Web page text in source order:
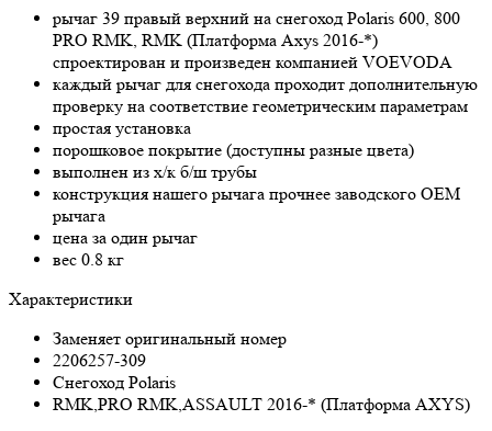
рычаг 39 правый верхний на снегоход Polaris 600, 800
PRO RMK, RMK (Платформа Axys 2016-*)
спроектирован и произведен компанией VOEVODA
каждый рычаг для снегохода проходит дополнительную
проверку на соответствие геометрическим параметрам
простая установка
порошковое покрытие (доступны разные цвета)
выполнен из х/к б/ш трубы
конструкция нашего рычага прочнее заводского OEM
рычага
цена за один рычаг
вес 0.8 кг
Характеристики
Заменяет оригинальный номер
2206257-309
Снегоход Polaris
RMK,PRO RMK,ASSAULT 2016-* (Платформа AXYS)